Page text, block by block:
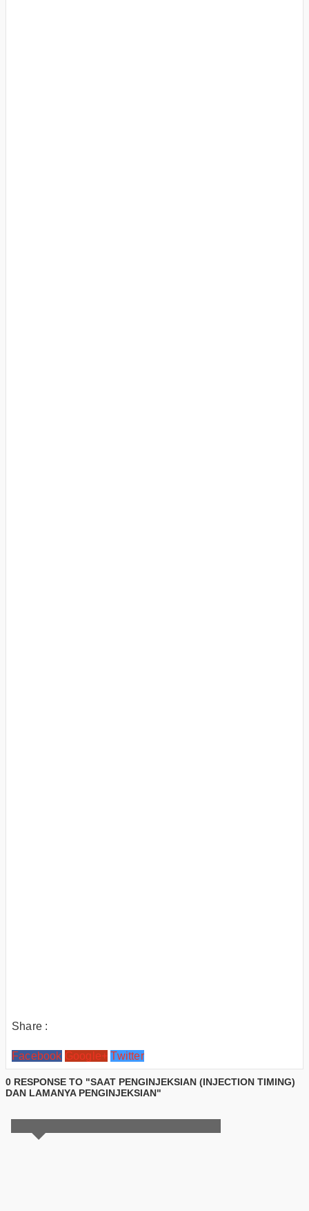
Share :
Facebook Google+ Twitter
0 RESPONSE TO "SAAT PENGINJEKSIAN (INJECTION TIMING)
DAN LAMANYA PENGINJEKSIAN"